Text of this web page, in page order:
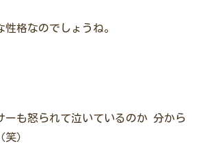
格なのでしょうね。
ーも怒られて泣いているのか 分から
）